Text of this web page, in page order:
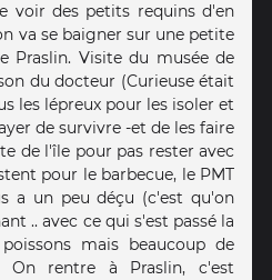
voir des petits requins d'en
va se baigner sur une petite
Praslin. Visite du musée de
du docteur (Curieuse était
les lépreux pour les isoler et
de survivre -et de les faire
de l'île pour pas rester avec
pour le barbecue, le PMT
a un peu déçu (c'est qu'on
.. avec ce qui s'est passé la
mais beaucoup de
On rentre à Praslin, c'est